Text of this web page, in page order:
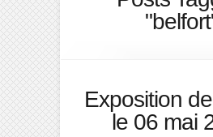
Exposition
le 06 mai